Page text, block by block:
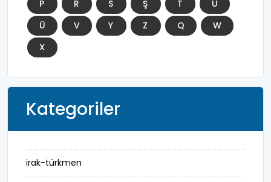
P
R S Ş T
U
Ü
V Y Z Q
W
X
Kategoriler
irak-türkmen